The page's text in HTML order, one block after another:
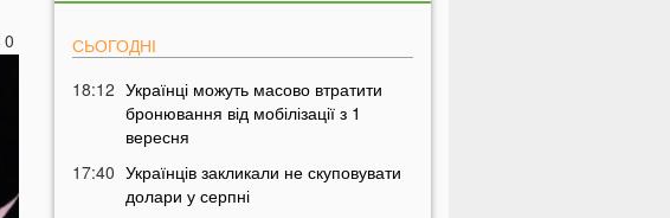
0
СЬОГОДНІ
18:12 Українці можуть масово втратити
бронювання від мобілізації з 1
вересня
17:40 Українців закликали не скуповувати
долари у серпні